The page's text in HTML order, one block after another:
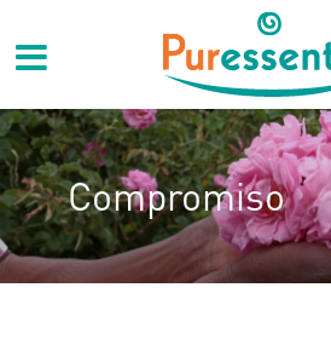
Compromiso